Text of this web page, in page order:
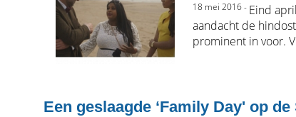
18 mei 2016 - Eind
aandacht de
prominent in voor.
Een geslaagde ‘Family Day' op